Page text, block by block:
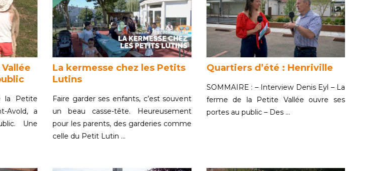
la Petite
Avold, a
Une
La kermesse chez les Petits
Lutins
Faire garder ses enfants, c’est souvent
un beau casse-tête. Heureusement
pour les parents, des garderies comme
celle du Petit Lutin …
Quartiers d’été : Henriville
SOMMAIRE : – Interview Denis Eyl – La
ferme de la Petite Vallée ouvre ses
portes au public – Des …